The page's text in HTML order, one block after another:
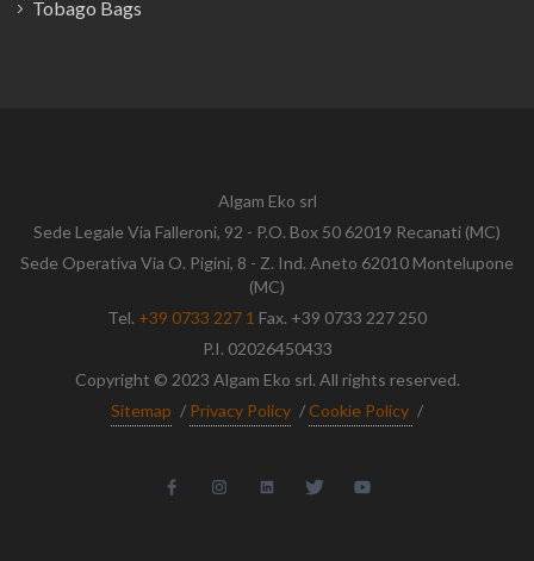
Tobago Bags
Algam Eko srl
Sede Legale Via Falleroni, 92 - P.O. Box 50 62019 Recanati (MC)
Sede Operativa Via O. Pigini, 8 - Z. Ind. Aneto 62010 Montelupone
(MC)
Tel. +39 0733 227 1 Fax. +39 0733 227 250
P.I. 02026450433
Copyright © 2023 Algam Eko srl. All rights reserved.
Sitemap / Privacy Policy / Cookie Policy /